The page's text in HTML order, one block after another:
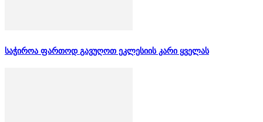
საჭიროა ფართოდ გავუღოთ ეკლესიის კარი ყველას